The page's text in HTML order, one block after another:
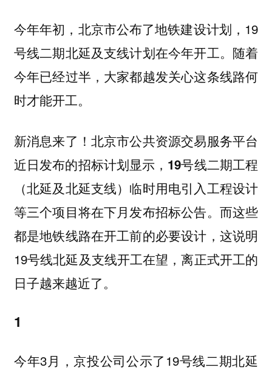
今年年初，北京市公布了地铁建设计划，19
号线二期北延及支线计划在今年开工。随着
今年已经过半，大家都越发关心这条线路何
时才能开工。
新消息来了！北京市公共资源交易服务平台
近日发布的招标计划显示， 19号线二期工程
（北延及北延支线）临时用电引入工程设计
等三个项目将在下月发布招标公告。而这些
都是地铁线路在开工前的必要设计，这说明
19号线北延及支线开工在望，离正式开工的
日子越来越近了。
1
今年3月，京投公司公示了19号线二期北延